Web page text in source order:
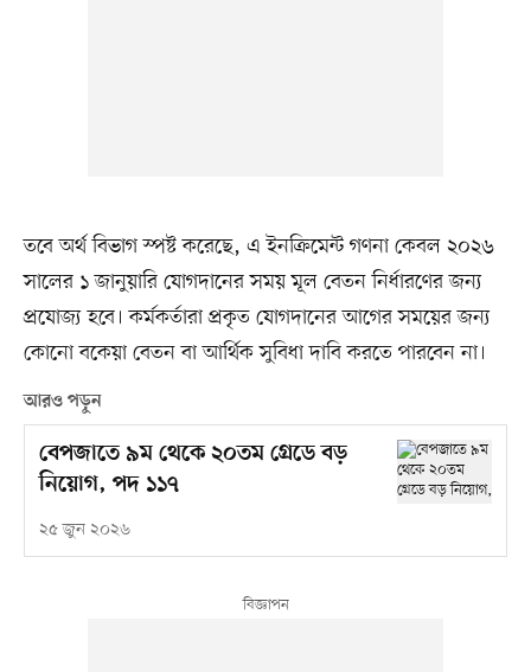
তবে অর্থ বিভাগ স্পষ্ট করেছে, এ ইনক্রিমেন্ট গণনা কেবল ২০২৬
সালের ১ জানুয়ারি যোগদানের সময় মূল বেতন নির্ধারণের জন্য
প্রযোজ্য হবে। কর্মকর্তারা প্রকৃত যোগদানের আগের সময়ের জন্য
কোনো বকেয়া বেতন বা আর্থিক সুবিধা দাবি করতে পারবেন না।
আরও পড়ুন
বেপজাতে ৯ম থেকে ২০তম গ্রেডে বড়
নিয়োগ, পদ ১১৭
২৫ জুন ২০২৬